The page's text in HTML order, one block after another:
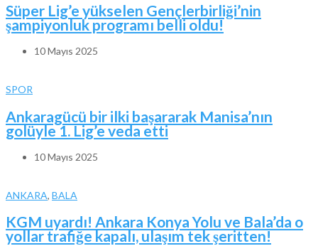
Süper Lig’e yükselen Gençlerbirliği’nin
şampiyonluk programı belli oldu!
10 Mayıs 2025
SPOR
Ankaragücü bir ilki başararak Manisa’nın
golüyle 1. Lig’e veda etti
10 Mayıs 2025
ANKARA, BALA
KGM uyardı! Ankara Konya Yolu ve Bala’da o
yollar trafiğe kapalı, ulaşım tek şeritten!